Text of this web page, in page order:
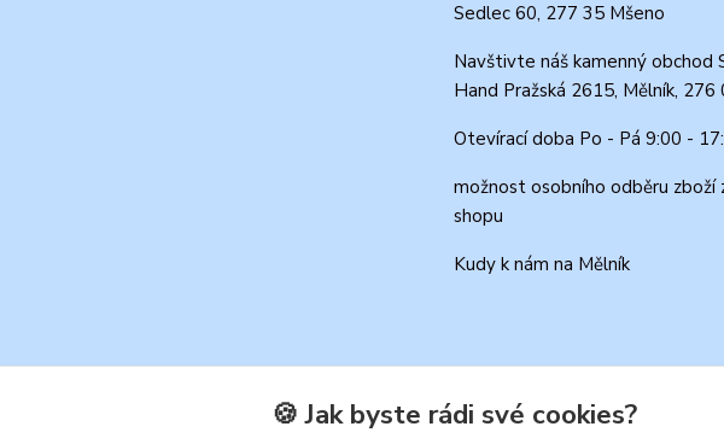
Sedlec 60, 277 35 Mšeno
Navštivte náš kamenný obchod
Hand Pražská 2615, Mělník, 276
Otevírací doba Po - Pá 9:00 -
možnost osobního odběru zboží
shopu
Kudy k nám na Mělník
🍪 Jak byste rádi své cookies?